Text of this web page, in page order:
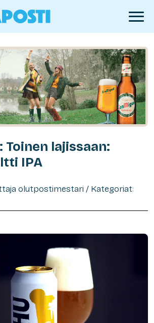
Toinen lajissaan:
IPA
olutpostimestari / Kategoriat: